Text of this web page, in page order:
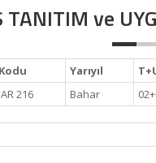
TANITIM ve
Kodu Yarıyıl
IAR 216 Bahar